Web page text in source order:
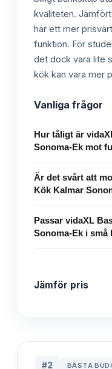
kvaliteten.
här ett mer
funktion. För
det dock vara lite
kök kan vara mer
Vanliga frågor
Hur tåligt är
Sonoma-Ek mot
Är det svårt att
Kök Kalmar
Passar vidaXL
Sonoma-Ek i små
Jämför pris
#2 BÄSTA